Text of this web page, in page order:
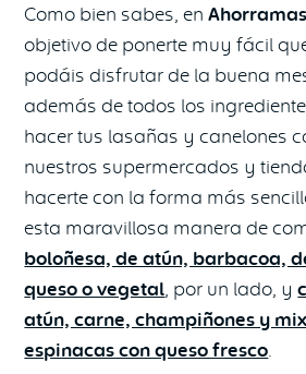
Como bien sabes, en
objetivo de ponerte muy fácil
podáis disfrutar de la buena
además de todos los
hacer tus lasañas y canelones
nuestros supermercados y
hacerte con la forma más
esta maravillosa manera de
boloñesa, de atún, barbacoa,
queso o vegetal , por un lado, y
atún, carne, champiñones y
espinacas con queso fresco